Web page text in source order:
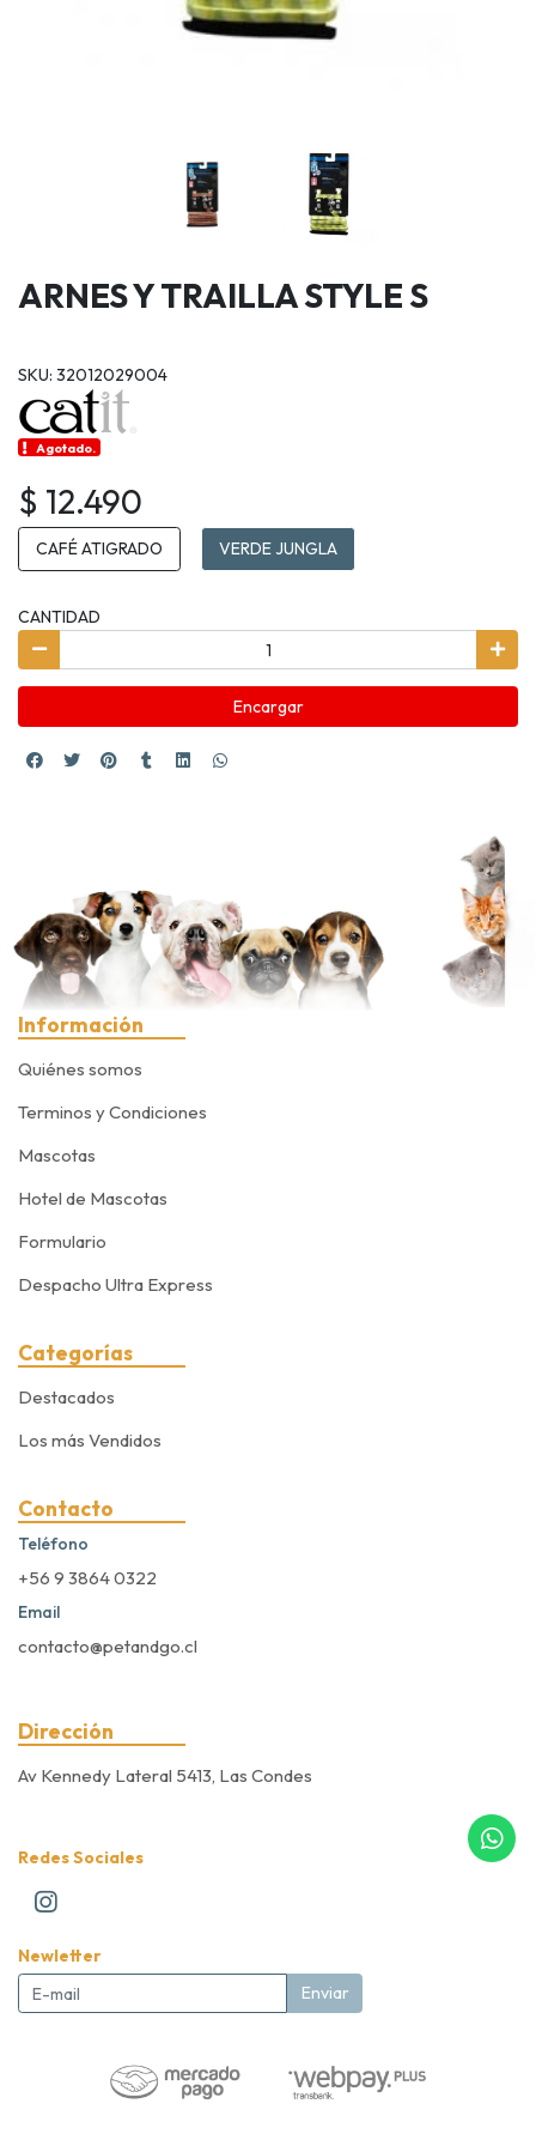
ARNES Y TRAILLA STYLE S
SKU: 32012029004
Agotado.
$ 12.490
CAFÉ ATIGRADO VERDE JUNGLA
CANTIDAD
Encargar
Información
Quiénes somos
Terminos y Condiciones
Mascotas
Hotel de Mascotas
Formulario
Despacho Ultra Express
Categorías
Destacados
Los más Vendidos
Contacto
Teléfono
+56 9 3864 0322
Email
contacto@petandgo.cl
Dirección
Av Kennedy Lateral 5413, Las Condes
Redes Sociales
Newletter
Enviar